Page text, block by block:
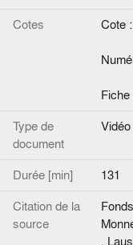
Cotes
Cote
Type de
document
Vidéo
Durée [min]
131
Citation de la
source
.